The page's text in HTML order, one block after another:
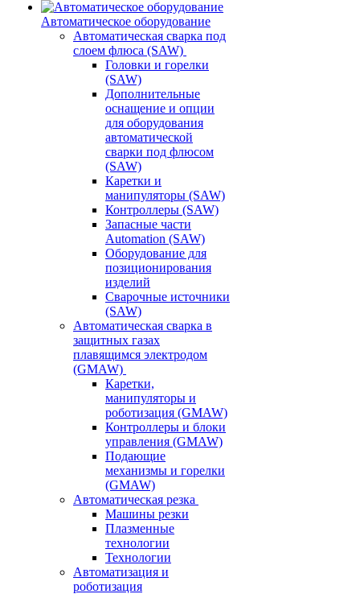
Автоматическое оборудование
Автоматическая сварка под
слоем флюса (SAW)
Головки и горелки
(SAW)
Дополнительные
оснащение и опции
для оборудования
автоматической
сварки под флюсом
(SAW)
Каретки и
манипуляторы (SAW)
Контроллеры (SAW)
Запасные части
Automation (SAW)
Оборудование для
позиционирования
изделий
Сварочные источники
(SAW)
Автоматическая сварка в
защитных газах
плавящимся электродом
(GMAW)
Каретки,
манипуляторы и
роботизация (GMAW)
Контроллеры и блоки
управления (GMAW)
Подающие
механизмы и горелки
(GMAW)
Автоматическая резка
Машины резки
Плазменные
технологии
Технологии
Автоматизация и
роботизация